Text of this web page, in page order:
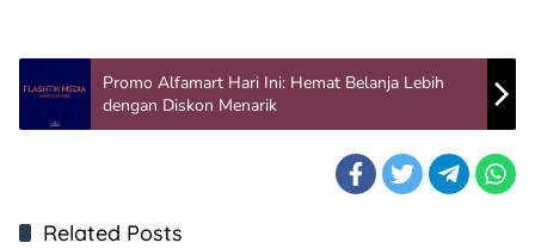
Promo Alfamart Hari Ini: Hemat Belanja Lebih
dengan Diskon Menarik
Related Posts